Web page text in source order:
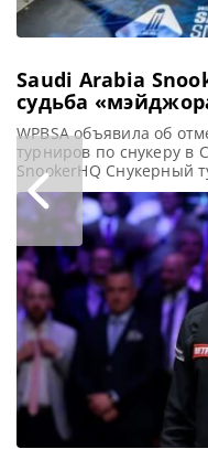
Saudi Arabia
судьба
мирового
WPBSA объявила об
турниров по снукеру в
SnookerHQ Снукерный
Masters, который всего
Аравии, отменен.
не вызывать большого
спортом ряд
ассоциация бильярда и